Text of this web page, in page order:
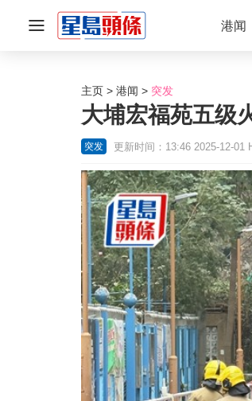
港闻
主页 港闻 突发
大埔宏福苑五级
突发 更新时间：13:46 2025-12-01